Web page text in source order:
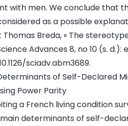
with men. We conclude that
as a possible
Breda, « The
Advances 8, no 10 (s. d.):
sciadv.abm3689.
of Self-Declared
Power Parity
a French living condition
determinants of self-